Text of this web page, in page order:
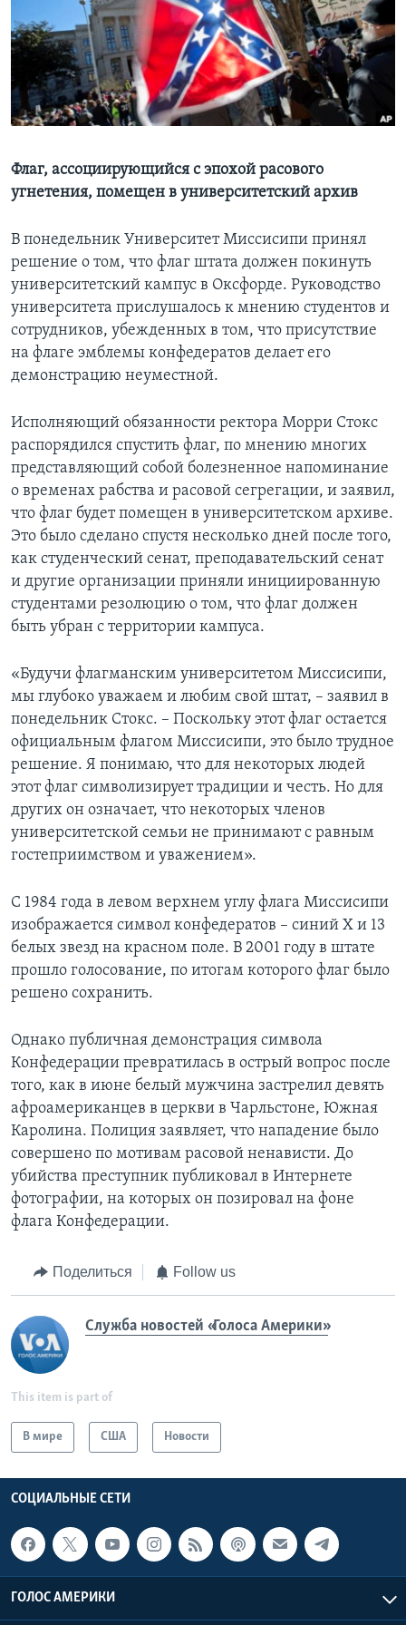
Learning English
СОЦИАЛЬНЫЕ СЕТИ
Языки
Флаг, ассоциирующийся с эпохой расового
угнетения, помещен в университетский архив
В понедельник Университет Миссисипи принял
решение о том, что флаг штата должен покинуть
университетский кампус в Оксфорде. Руководство
университета прислушалось к мнению студентов и
сотрудников, убежденных в том, что присутствие
на флаге эмблемы конфедератов делает его
демонстрацию неуместной.
Исполняющий обязанности ректора Морри Стокс
распорядился спустить флаг, по мнению многих
представляющий собой болезненное напоминание
о временах рабства и расовой сегрегации, и заявил,
что флаг будет помещен в университетском архиве.
Это было сделано спустя несколько дней после того,
как студенческий сенат, преподавательский сенат
и другие организации приняли инициированную
студентами резолюцию о том, что флаг должен
быть убран с территории кампуса.
«Будучи флагманским университетом Миссисипи,
мы глубоко уважаем и любим свой штат, – заявил в
понедельник Стокс. – Поскольку этот флаг остается
официальным флагом Миссисипи, это было трудное
решение. Я понимаю, что для некоторых людей
этот флаг символизирует традиции и честь. Но для
других он означает, что некоторых членов
университетской семьи не принимают с равным
гостеприимством и уважением».
С 1984 года в левом верхнем углу флага Миссисипи
изображается символ конфедератов – синий Х и 13
белых звезд на красном поле. В 2001 году в штате
прошло голосование, по итогам которого флаг было
решено сохранить.
Однако публичная демонстрация символа
Конфедерации превратилась в острый вопрос после
того, как в июне белый мужчина застрелил девять
афроамериканцев в церкви в Чарльстоне, Южная
Каролина. Полиция заявляет, что нападение было
совершено по мотивам расовой ненависти. До
убийства преступник публиковал в Интернете
фотографии, на которых он позировал на фоне
флага Конфедерации.
Поделиться Follow us
Служба новостей «Голоса Америки»
This item is part of
В мире США Новости
СОЦИАЛЬНЫЕ СЕТИ
ГОЛОС АМЕРИКИ